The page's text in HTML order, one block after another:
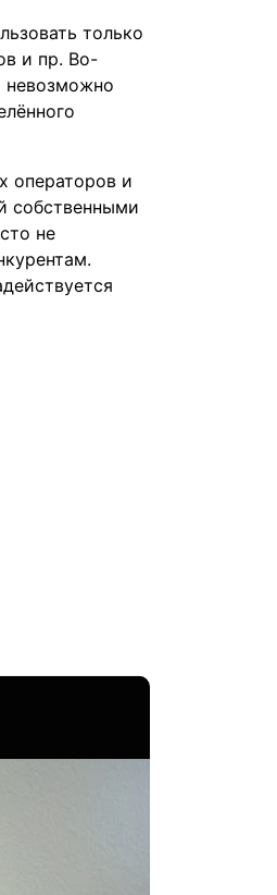
только
и пр. Во-
невозможно
операторов и
собственными
не